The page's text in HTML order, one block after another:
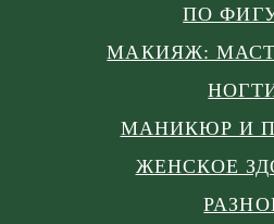
ПО
МАКИЯЖ:
МАНИКЮР И
ЖЕНСКОЕ